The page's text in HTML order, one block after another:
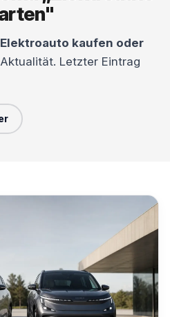
Elektroauto kaufen oder
Letzter Eintrag